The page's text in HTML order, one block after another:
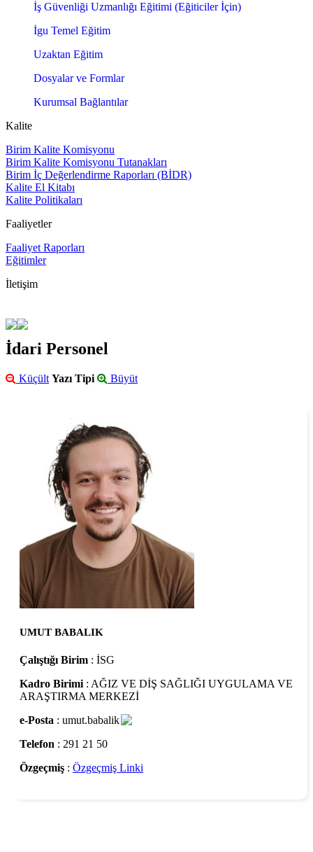
İş Güvenliği Uzmanlığı Eğitimi (Eğiticiler İçin)
İgu Temel Eğitim
Uzaktan Eğitim
Dosyalar ve Formlar
Kurumsal Bağlantılar
Kalite
Birim Kalite Komisyonu
Birim Kalite Komisyonu Tutanakları
Birim İç Değerlendirme Raporları (BİDR)
Kalite El Kitabı
Kalite Politikaları
Faaliyetler
Faaliyet Raporları
Eğitimler
İletişim
İdari Personel
Küçült Yazı Tipi Büyüt
UMUT BABALIK
Çalıştığı Birim : İSG
Kadro Birimi : AĞIZ VE DİŞ SAĞLIĞI UYGULAMA VE
ARAŞTIRMA MERKEZİ
e-Posta : umut.babalik
Telefon : 291 21 50
Özgeçmiş : Özgeçmiş Linki